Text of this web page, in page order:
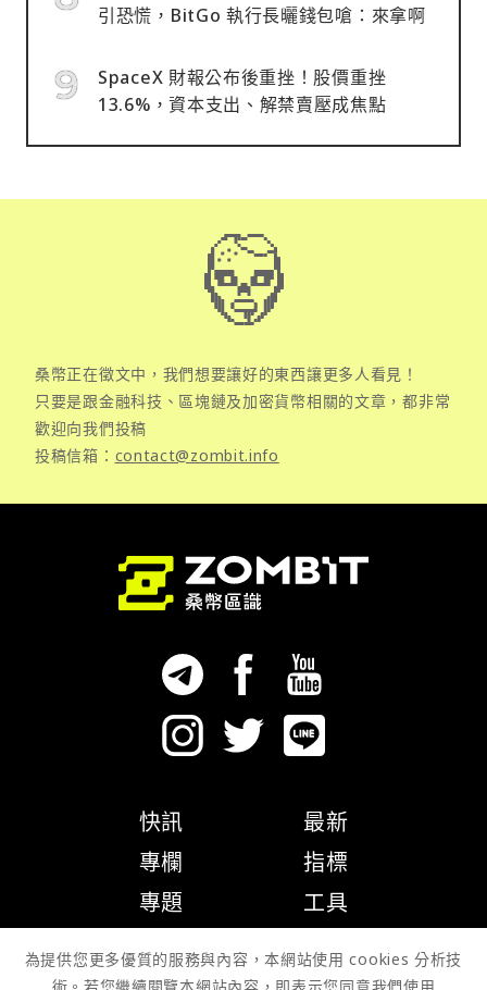
引恐慌，BitGo 執行長曬錢包嗆：來拿啊
SpaceX 財報公布後重挫！股價重挫
13.6%，資本支出、解禁賣壓成焦點
桑幣正在徵文中，我們想要讓好的東西讓更多人看見！
只要是跟金融科技、區塊鏈及加密貨幣相關的文章，都非常
歡迎向我們投稿
投稿信箱： contact@zombit.info
快訊
專欄
專題
最新
指標
工具
為提供您更多優質的服務與內容，本網站使用 cookies 分析技